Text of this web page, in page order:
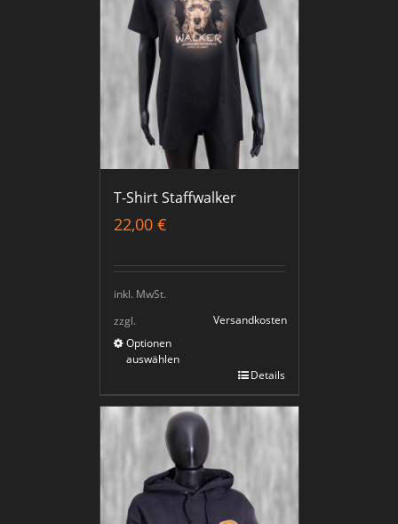
T-Shirt Staffwalker
22,00 €
inkl. MwSt.
zzgl.
Versandkosten
Optionen
auswählen
Details